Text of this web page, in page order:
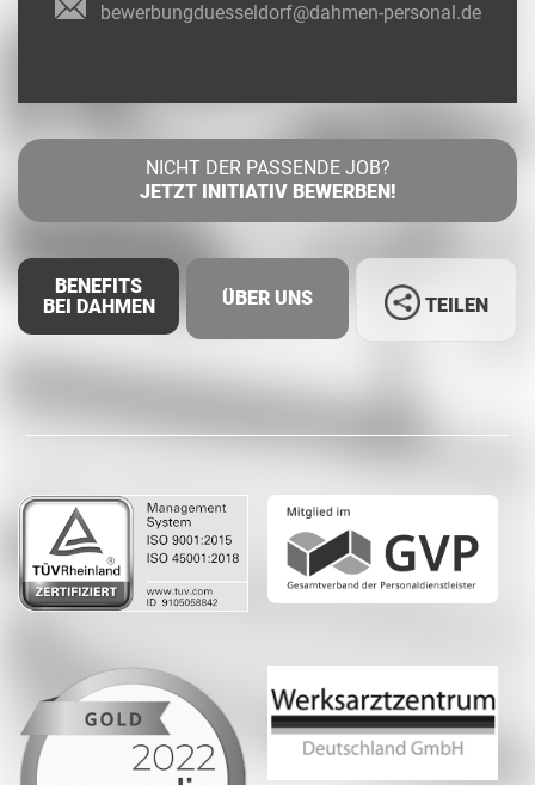
bewerbungduesseldorf@dahmen-personal.de
NICHT DER PASSENDE JOB?
JETZT INITIATIV BEWERBEN!
BENEFITS
BEI DAHMEN
ÜBER UNS
Whatsapp
TEILEN